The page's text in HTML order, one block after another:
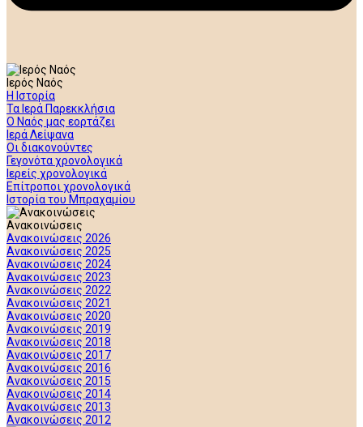
Ιερός Ναός
Η Ιστορία
Τα Ιερά Παρεκκλήσια
Ο Ναός μας εορτάζει
Ιερά Λείψανα
Οι διακονούντες
Γεγονότα χρονολογικά
Ιερείς χρονολογικά
Επίτροποι χρονολογικά
Ιστορία του Μπραχαμίου
Ανακοινώσεις
Ανακοινώσεις 2026
Ανακοινώσεις 2025
Ανακοινώσεις 2024
Ανακοινώσεις 2023
Ανακοινώσεις 2022
Ανακοινώσεις 2021
Ανακοινώσεις 2020
Ανακοινώσεις 2019
Ανακοινώσεις 2018
Ανακοινώσεις 2017
Ανακοινώσεις 2016
Ανακοινώσεις 2015
Ανακοινώσεις 2014
Ανακοινώσεις 2013
Ανακοινώσεις 2012